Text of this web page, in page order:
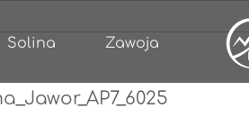
Solina Zawoja